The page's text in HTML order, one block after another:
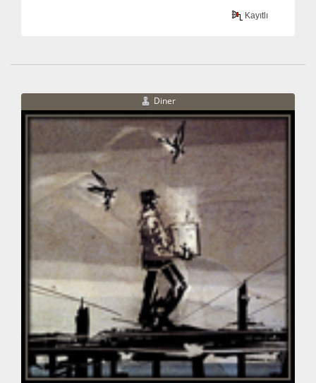
Kayıtlı
Diner